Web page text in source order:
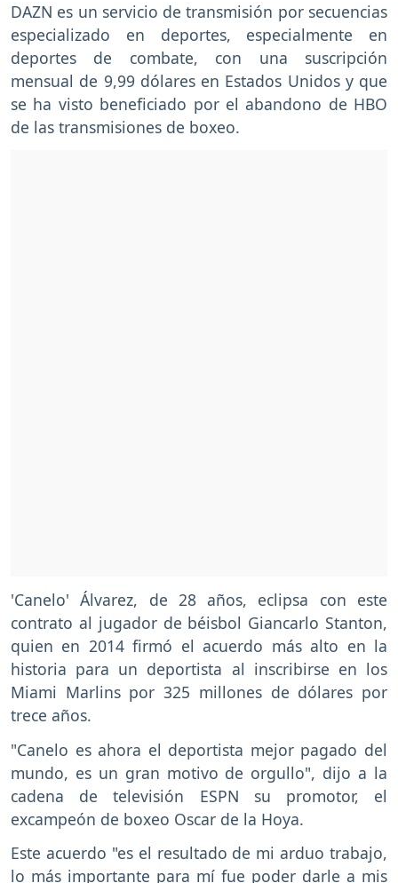
DAZN es un servicio de transmisión por secuencias
especializado en deportes, especialmente en
deportes de combate, con una suscripción
mensual de 9,99 dólares en Estados Unidos y que
se ha visto beneficiado por el abandono de HBO
de las transmisiones de boxeo.
'Canelo' Álvarez, de 28 años, eclipsa con este
contrato al jugador de béisbol Giancarlo Stanton,
quien en 2014 firmó el acuerdo más alto en la
historia para un deportista al inscribirse en los
Miami Marlins por 325 millones de dólares por
trece años.
"Canelo es ahora el deportista mejor pagado del
mundo, es un gran motivo de orgullo", dijo a la
cadena de televisión ESPN su promotor, el
excampeón de boxeo Oscar de la Hoya.
Este acuerdo "es el resultado de mi arduo trabajo,
lo más importante para mí fue poder darle a mis